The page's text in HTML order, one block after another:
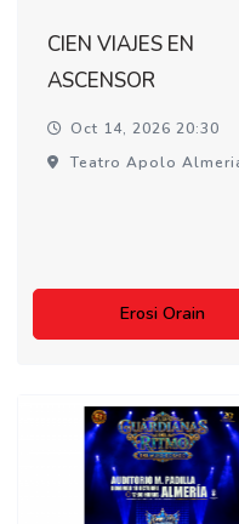
CIEN VIAJES EN
ASCENSOR
Oct 14, 2026 20:30
Teatro Apolo
Erosi Orain